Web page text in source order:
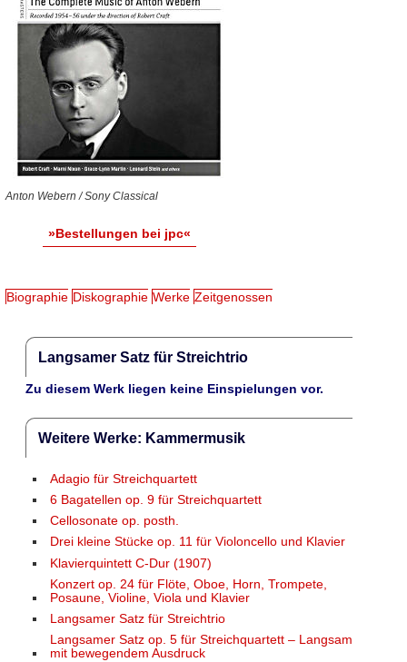
Anton Webern / Sony Classical
»Bestellungen bei jpc«
Biographie Diskographie Werke Zeitgenossen
Langsamer Satz für Streichtrio
Zu diesem Werk liegen keine Einspielungen vor.
Weitere Werke: Kammermusik
Adagio für Streichquartett
6 Bagatellen op. 9 für Streichquartett
Cellosonate op. posth.
Drei kleine Stücke op. 11 für Violoncello und Klavier
Klavierquintett C-Dur (1907)
Konzert op. 24 für Flöte, Oboe, Horn, Trompete,
Posaune, Violine, Viola und Klavier
Langsamer Satz für Streichtrio
Langsamer Satz op. 5 für Streichquartett – Langsam
mit bewegendem Ausdruck